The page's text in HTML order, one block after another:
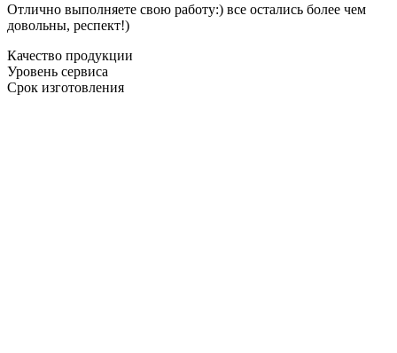
Отлично выполняете свою работу:) все остались более чем
довольны, респект!)
Качество продукции
Уровень сервиса
Срок изготовления